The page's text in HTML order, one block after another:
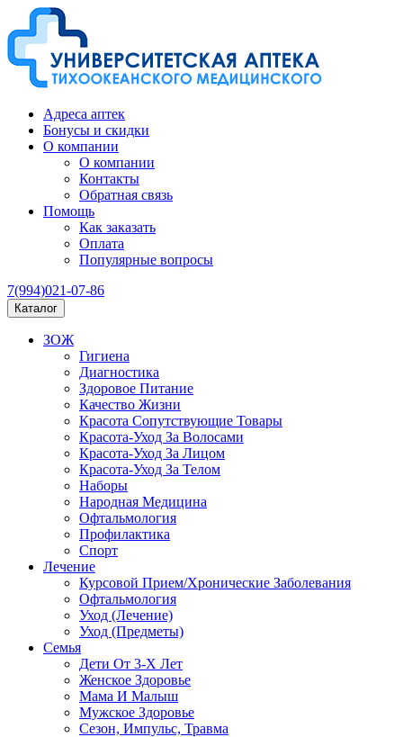
Адреса аптек
Бонусы и скидки
О компании
О компании
Контакты
Обратная связь
Помощь
Как заказать
Оплата
Популярные вопросы
7(994)021-07-86
Каталог
ЗОЖ
Гигиена
Диагностика
Здоровое Питание
Качество Жизни
Красота Сопутствующие Товары
Красота-Уход За Волосами
Красота-Уход За Лицом
Красота-Уход За Телом
Наборы
Народная Медицина
Офтальмология
Профилактика
Спорт
Лечение
Курсовой Прием/Хронические Заболевания
Офтальмология
Уход (Лечение)
Уход (Предметы)
Семья
Дети От 3-Х Лет
Женское Здоровье
Мама И Малыш
Мужское Здоровье
Сезон, Импульс, Травма